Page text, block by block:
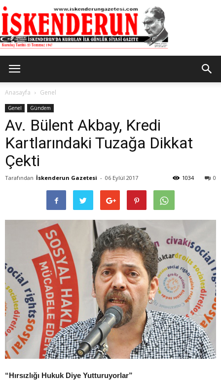
Gazetesi
Anasayfa Genel
Genel Gündem
Av. Bülent Akbay, Kredi
Kartlarındaki Tuzağa Dikkat
Çekti
Tarafından İskenderun Gazetesi - 06 Eylül 2017 0
1034
“Hırsızlığı Hukuk Diye Yutturuyorlar”